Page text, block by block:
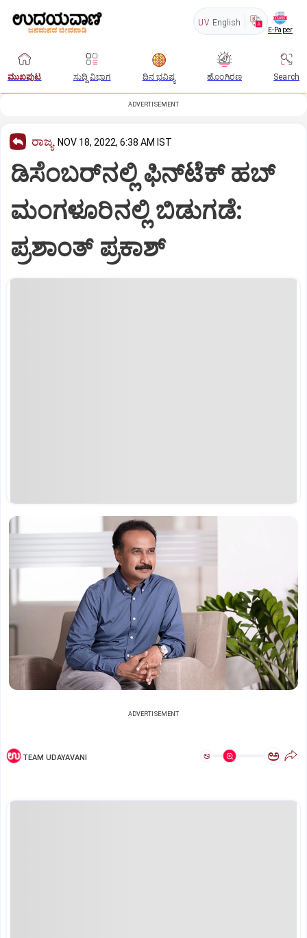
UV English
E-Paper
ಮುಖಪುಟ ಸುದ್ದಿ ವಿಭಾಗ ದಿನ ಭವಿಷ್ಯ ಹೊಂಗಿರಣ Search
ADVERTISEMENT
ರಾಜ್ಯ NOV 18, 2022, 6:38 AM IST
ಡಿಸೆಂಬರ್‌ನಲ್ಲಿ ಫಿನ್‌ಟೆಕ್‌ ಹಬ್‌
ಮಂಗಳೂರಿನಲ್ಲಿ ಬಿಡುಗಡೆ:
ಪ್ರಶಾಂತ್‌ ಪ್ರಕಾಶ್‌
ADVERTISEMENT
TEAM UDAYAVANI ಅ ಅ